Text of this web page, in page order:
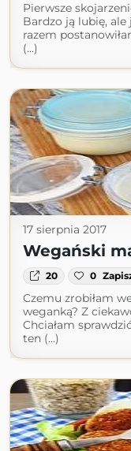
Pierwsze
Bardzo ją lubię,
razem
(...)
17 sierpnia 2017
Wegański
20 0
Czemu zrobiłam
weganką? Z
Chciałam
ten (...)